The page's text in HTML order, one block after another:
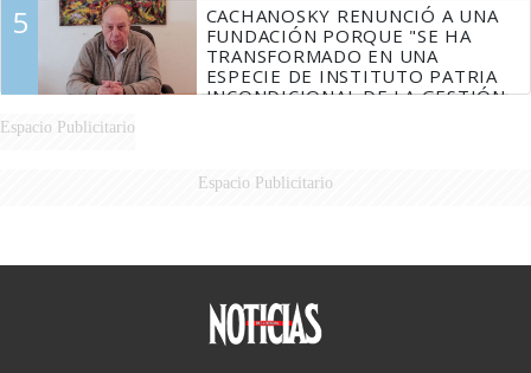
5
CACHANOSKY RENUNCIÓ A UNA
FUNDACIÓN PORQUE "SE HA
TRANSFORMADO EN UNA
ESPECIE DE INSTITUTO PATRIA
INCONDICIONAL DE LA GESTIÓN
Espacio Publicitario
Espacio Publicitario